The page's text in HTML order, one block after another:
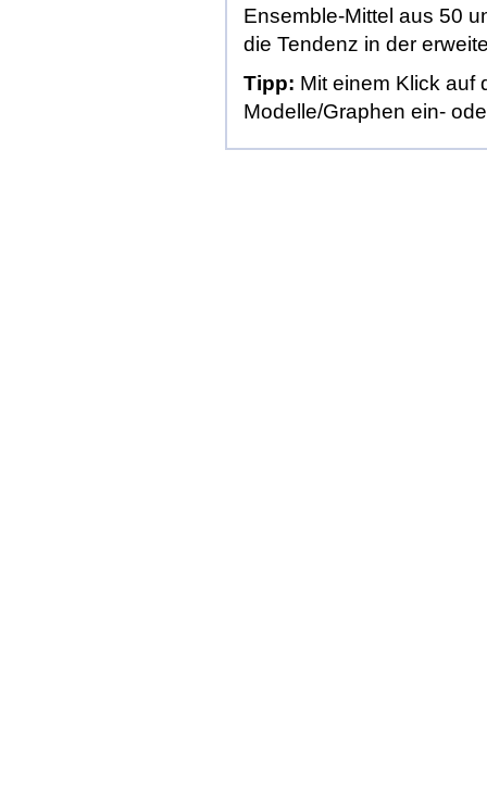
Ensemble-Mittel aus 50
die Tendenz in der
Tipp: Mit einem Klick auf
Modelle/Graphen ein-